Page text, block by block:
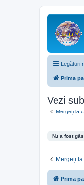
Legături
Prima
Vezi
Mergeți la
Nu a fost
Mergeți
Prima